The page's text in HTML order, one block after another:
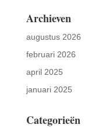
Archieven
augustus 2026
februari 2026
april 2025
januari 2025
Categorieën